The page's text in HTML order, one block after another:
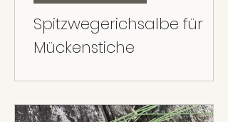
Spitzwegerichsalbe für
Mückenstiche
Gelsenstichen.